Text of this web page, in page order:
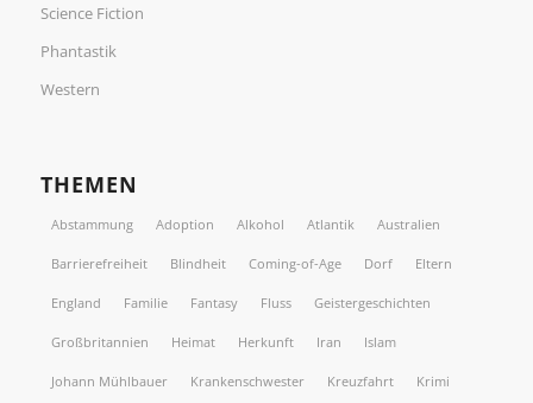
Science Fiction
Phantastik
Western
THEMEN
Abstammung Adoption Alkohol Atlantik Australien
Barrierefreiheit Blindheit Coming-of-Age Dorf Eltern
England Familie Fantasy Fluss Geistergeschichten
Großbritannien Heimat Herkunft Iran Islam
Johann Mühlbauer Krankenschwester Kreuzfahrt Krimi